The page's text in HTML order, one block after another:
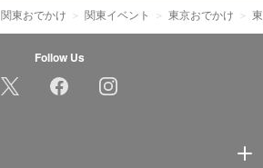
関東おでかけ 関東イベント 東京おでかけ
Follow Us